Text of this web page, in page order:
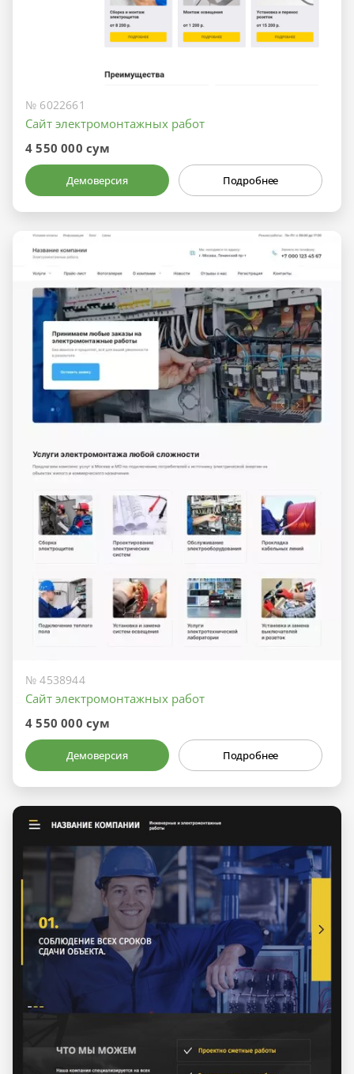
№ 6022661
Сайт электромонтажных работ
4 550 000 сум
Демоверсия Подробнее
№ 4538944
Сайт электромонтажных работ
4 550 000 сум
Демоверсия Подробнее